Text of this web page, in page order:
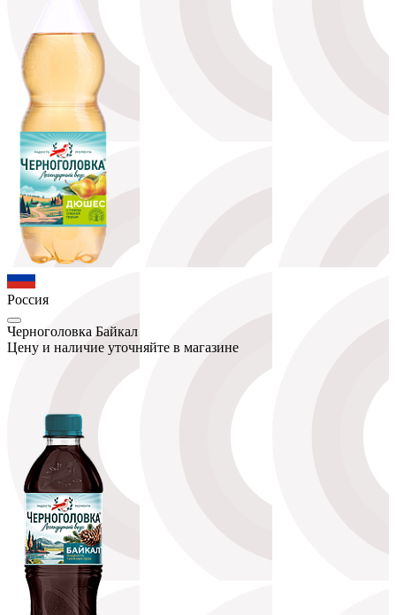
Россия
Черноголовка Байкал
Цену и наличие уточняйте в магазине